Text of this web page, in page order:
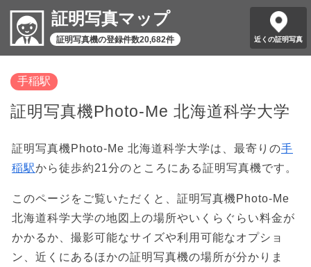
証明写真マップ
証明写真機の登録件数20,682件 近くの証明写真
手稲駅
証明写真機Photo-Me 北海道科学大学
証明写真機Photo-Me 北海道科学大学は、最寄りの手
稲駅から徒歩約21分のところにある証明写真機です。
このページをご覧いただくと、証明写真機Photo-Me
北海道科学大学の地図上の場所やいくらぐらい料金が
かかるか、撮影可能なサイズや利用可能なオプショ
ン、近くにあるほかの証明写真機の場所が分かりま